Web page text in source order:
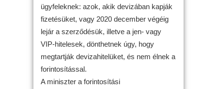
ügyfeleknek: azok, akik devizában kapják
fizetésüket, vagy 2020 december végéig
lejár a szerződésük, illetve a jen- vagy
VIP-hitelesek, dönthetnek úgy, hogy
megtartják devizahitelüket, és nem élnek a
forintosítással.
A miniszter a forintosítási